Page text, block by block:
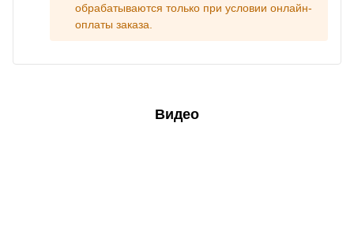
обрабатываются только при условии онлайн-
оплаты заказа.
Видео